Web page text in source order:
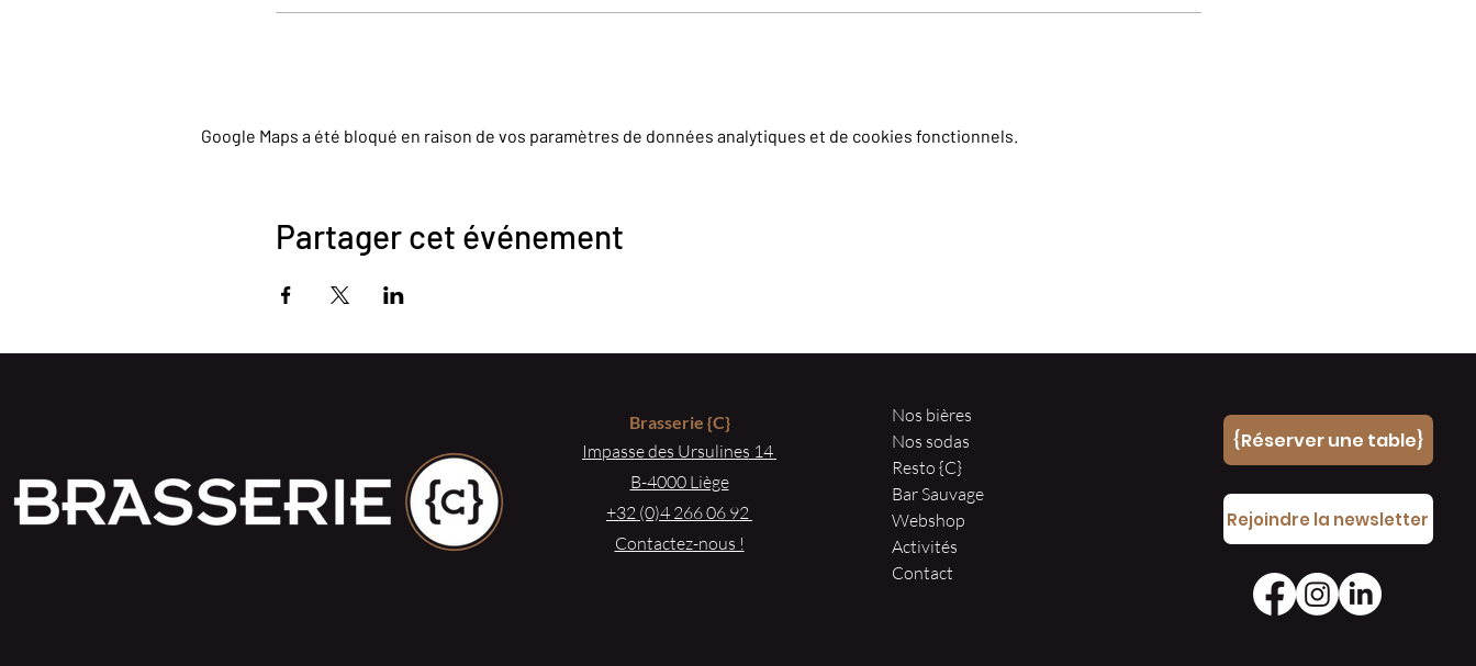
Google Maps a été bloqué en raison de vos paramètres de données analytiques et de cookies fonctionnels.
Partager cet événement
Brasserie{C}
Impasse des Ursulines 14
B-4000 Liège
+32 (0)4 266 06 92
Contactez-nous !
Nos bières
Nos sodas
Resto {C}
Bar Sauvage
Webshop
Activités
Contact
{Réserver une table}
Rejoindre la newsletter